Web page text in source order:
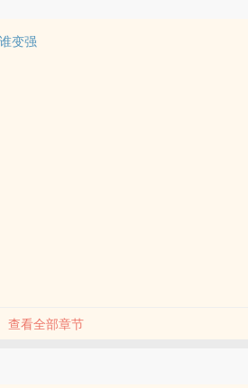
淋得没有一处是干的。
?」
变强
查看全部章节